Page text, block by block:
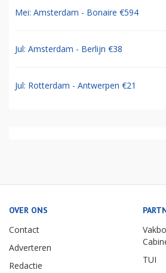
Mei: Amsterdam - Bonaire €594
Jul: Amsterdam - Berlijn €38
Jul: Rotterdam - Antwerpen €21
OVER ONS
Contact
Adverteren
Redactie
TUI